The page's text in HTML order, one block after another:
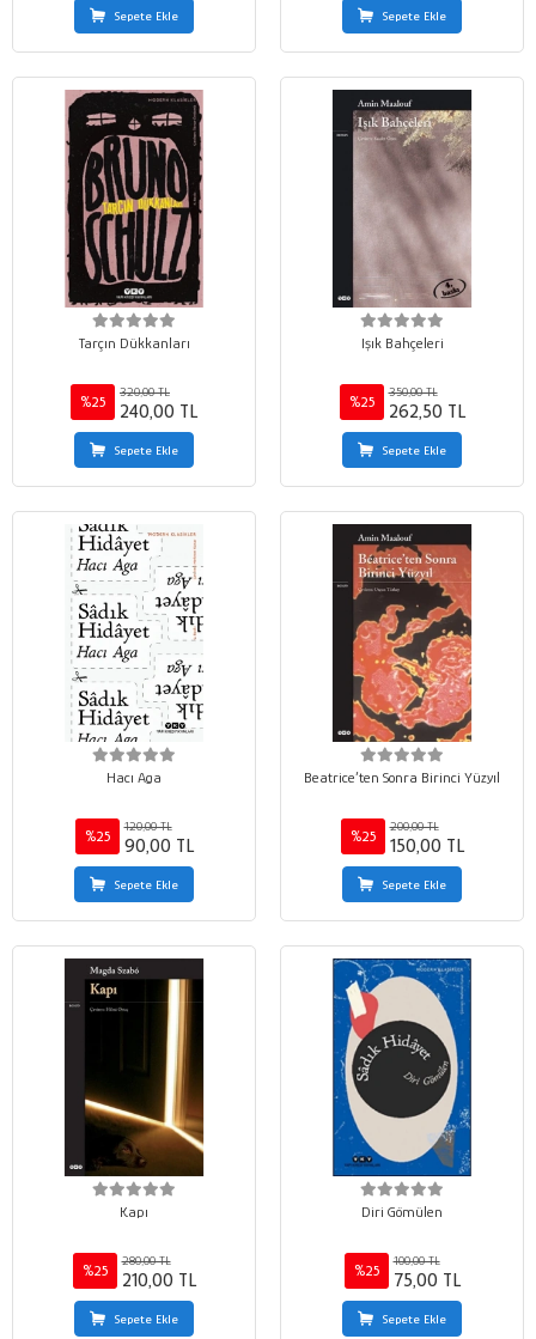
Sepete Ekle Sepete Ekle
Tarçın Dükkanları
%25
320,00 TL
240,00 TL
Sepete Ekle
Işık Bahçeleri
%25
350,00 TL
262,50 TL
Sepete Ekle
Hacı Aga
%25
120,00 TL
90,00 TL
Sepete Ekle
Beatrice’ten Sonra Birinci Yüzyıl
%25
200,00 TL
150,00 TL
Sepete Ekle
Kapı
%25
280,00 TL
210,00 TL
Sepete Ekle
Diri Gömülen
%25
100,00 TL
75,00 TL
Sepete Ekle